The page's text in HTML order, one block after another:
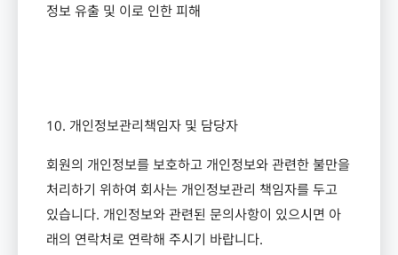
정보 유출 및 이로 인한 피해
10. 개인정보관리책임자 및 담당자
회원의 개인정보를 보호하고 개인정보와 관련한 불만을
처리하기 위하여 회사는 개인정보관리 책임자를 두고
있습니다. 개인정보와 관련된 문의사항이 있으시면 아
래의 연락처로 연락해 주시기 바랍니다.